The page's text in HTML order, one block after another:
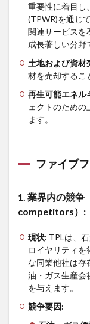
重要性に着目し
(TPWR)を通じ
関連サービスを
成長著しい分野
土地および資材
材を売却するこ
再生可能エネル
ェクトのため
ます。
ファイブ
1. 業界内の競争
competitors） :
現状: TPLは、
ロイヤリティ
な同業他社は存
油・ガス生産会
を与えます。
競争要因: